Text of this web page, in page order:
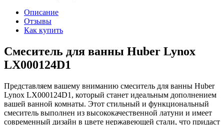
Описание
Отзывы
Как купить
Смеситель для ванны Huber Lynox
LX000124D1
Представляем вашему вниманию смеситель для ванны Huber
Lynox LX000124D1, который станет идеальным дополнением
вашей ванной комнаты. Этот стильный и функциональный
смеситель выполнен из высококачественной латуни и имеет
современный дизайн в цвете нержавеющей стали, что придаст